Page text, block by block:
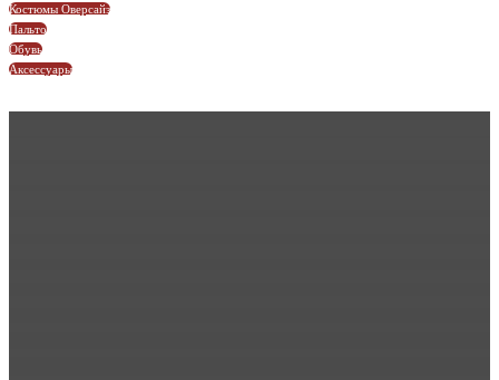
Костюмы Оверсайз
Пальто
Обувь
Аксессуары